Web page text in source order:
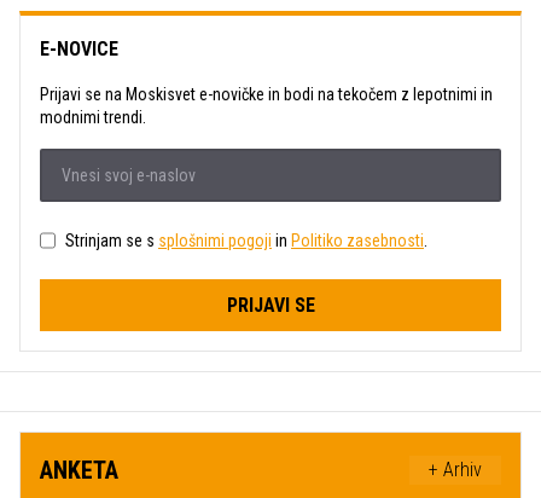
E-NOVICE
Prijavi se na Moskisvet e-novičke in bodi na tekočem z lepotnimi in
modnimi trendi.
Strinjam se s splošnimi pogoji in Politiko zasebnosti
PRIJAVI SE
ANKETA + Arhiv